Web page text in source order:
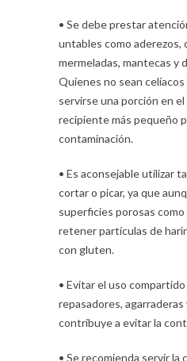
• Se debe prestar
untables como aderezos,
mermeladas, mantecas y
Quienes no sean
servirse una porción en
recipiente más pequeño
contaminación.
• Es aconsejable utilizar
cortar o picar, ya que
superficies porosas como
retener partículas de
con gluten.
• Evitar el uso
repasadores,
contribuye a evitar la
• Se recomienda servir la